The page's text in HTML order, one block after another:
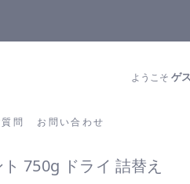
問 お問い合わせ
ようこそゲ
ご質問
750g ドライ 詰替え